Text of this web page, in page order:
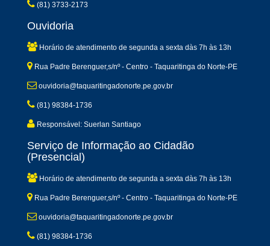
(81) 3733-2173
Ouvidoria
Horário de atendimento de segunda a sexta dàs 7h às 13h
Rua Padre Berenguer,s/nº - Centro - Taquaritinga do Norte-PE
ouvidoria@taquaritingadonorte.pe.gov.br
(81) 98384-1736
Responsável: Suerlan Santiago
Serviço de Informação ao Cidadão
(Presencial)
Horário de atendimento de segunda a sexta dàs 7h às 13h
Rua Padre Berenguer,s/nº - Centro - Taquaritinga do Norte-PE
ouvidoria@taquaritingadonorte.pe.gov.br
(81) 98384-1736